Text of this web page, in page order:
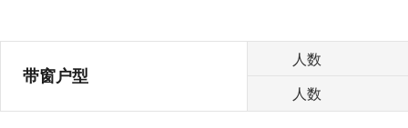
带窗户型
人数
人数